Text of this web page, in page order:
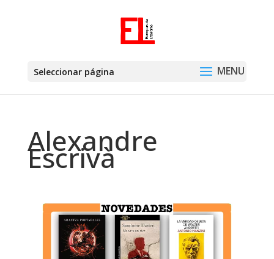
Seleccionar página
Alexandre
Escrivà